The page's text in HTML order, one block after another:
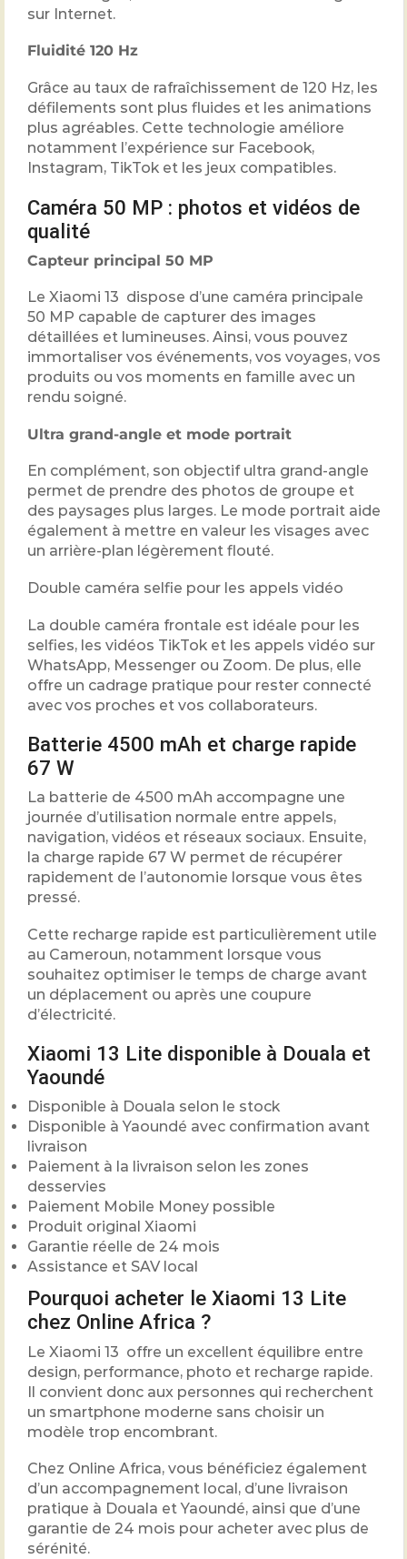
sur Internet.
Fluidité 120 Hz
Grâce au taux de rafraîchissement de 120 Hz, les
défilements sont plus fluides et les animations
plus agréables. Cette technologie améliore
notamment l’expérience sur Facebook,
Instagram, TikTok et les jeux compatibles.
Caméra 50 MP : photos et vidéos de
qualité
Capteur principal 50 MP
Le Xiaomi 13 dispose d’une caméra principale
50 MP capable de capturer des images
détaillées et lumineuses. Ainsi, vous pouvez
immortaliser vos événements, vos voyages, vos
produits ou vos moments en famille avec un
rendu soigné.
Ultra grand-angle et mode portrait
En complément, son objectif ultra grand-angle
permet de prendre des photos de groupe et
des paysages plus larges. Le mode portrait aide
également à mettre en valeur les visages avec
un arrière-plan légèrement flouté.
Double caméra selfie pour les appels vidéo
La double caméra frontale est idéale pour les
selfies, les vidéos TikTok et les appels vidéo sur
WhatsApp, Messenger ou Zoom. De plus, elle
offre un cadrage pratique pour rester connecté
avec vos proches et vos collaborateurs.
Batterie 4500 mAh et charge rapide
67 W
La batterie de 4500 mAh accompagne une
journée d’utilisation normale entre appels,
navigation, vidéos et réseaux sociaux. Ensuite,
la charge rapide 67 W permet de récupérer
rapidement de l’autonomie lorsque vous êtes
pressé.
Cette recharge rapide est particulièrement utile
au Cameroun, notamment lorsque vous
souhaitez optimiser le temps de charge avant
un déplacement ou après une coupure
d’électricité.
Xiaomi 13 Lite disponible à Douala et
Yaoundé
Disponible à Douala selon le stock
Disponible à Yaoundé avec confirmation avant
livraison
Paiement à la livraison selon les zones
desservies
Paiement Mobile Money possible
Produit original Xiaomi
Garantie réelle de 24 mois
Assistance et SAV local
Pourquoi acheter le Xiaomi 13 Lite
chez Online Africa ?
Le Xiaomi 13 offre un excellent équilibre entre
design, performance, photo et recharge rapide.
Il convient donc aux personnes qui recherchent
un smartphone moderne sans choisir un
modèle trop encombrant.
Chez Online Africa, vous bénéficiez également
d’un accompagnement local, d’une livraison
pratique à Douala et Yaoundé, ainsi que d’une
garantie de 24 mois pour acheter avec plus de
sérénité.